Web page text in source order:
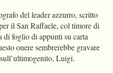
del leader azzurro, scritto
il San Raffaele, col timore di
di foglio di appunti su carta
onere sembrerebbe gravare
Luigi.